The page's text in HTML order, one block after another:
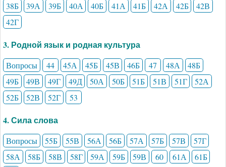
38Б
39А 39Б 40А 40Б 41А 41Б 42А 42Б
42В
42Г
3. Родной язык и родная культура
Вопросы 44 45А 45Б 45В 46Б 47 48А
48Б
49Б
49В 49Г 49Д 50А 50Б 51Б 51В 51Г
52А
52Б
52В 52Г 53
4. Сила слова
Вопросы 55Б 55В 56А 56Б 57А 57Б 57В
57Г
58А
58Б 58В 58Г 59А 59Б 59В 60 61А
61Б